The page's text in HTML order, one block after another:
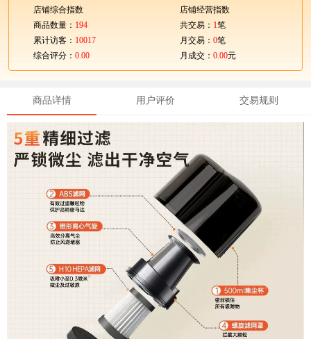
店铺综合指数
商品数量： 194
累计访客： 10017
综合评分： 0.00
店铺经营指数
共交易： 1笔
月交易： 0笔
月成交： 0.00元
商品详情 用户评价 交易规则